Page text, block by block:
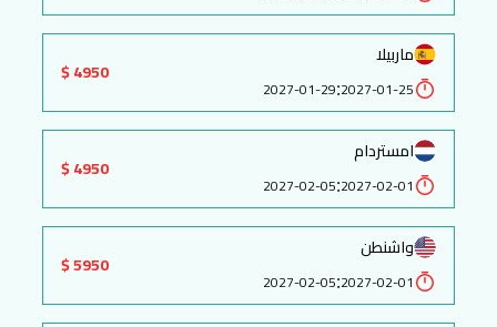
ماربيلا
2027-01-25
:
2027-01-29
4950 $
امستردام
2027-02-01
:
2027-02-05
4950 $
واشنطن
2027-02-01
:
2027-02-05
5950 $